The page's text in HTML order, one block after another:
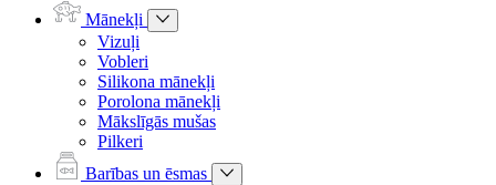
Mānekļi
Vizuļi
Vobleri
Silikona mānekļi
Porolona mānekļi
Mākslīgās mušas
Pilkeri
Barības un ēsmas